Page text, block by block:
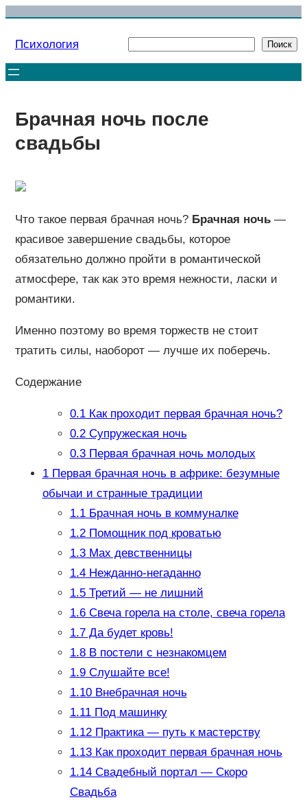
Перейти
Психология Поиск
Брачная ночь после
свадьбы
Что такое первая брачная ночь? Брачная ночь—
красивое завершение свадьбы, которое
обязательно должно пройти в романтической
атмосфере, так как это время нежности, ласки и
романтики.
Именно поэтому во время торжеств не стоит
тратить силы, наоборот — лучше их поберечь.
Содержание
0.1Как проходит первая брачная ночь?
0.2Супружеская ночь
0.3Первая брачная ночь молодых
1Первая брачная ночь в африке: безумные
обычаи и странные традиции
1.1Брачная ночь в коммуналке
1.2Помощник под кроватью
1.3Мах девственницы
1.4Нежданно-негаданно
1.5Третий — не лишний
1.6Свеча горела на столе, свеча горела
1.7Да будет кровь!
1.8В постели с незнакомцем
1.9Слушайте все!
1.10Внебрачная ночь
1.11Под машинку
1.12Практика — путь к мастерству
1.13Как проходит первая брачная ночь
1.14Свадебный портал — Скоро
Свадьба